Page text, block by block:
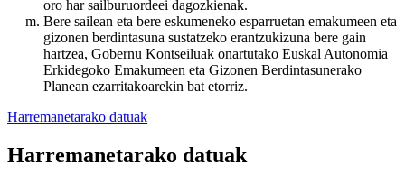
oro har sailburuordeei dagozkienak.
Bere sailean eta bere eskumeneko esparruetan emakumeen eta
gizonen berdintasuna sustatzeko erantzukizuna bere gain
hartzea, Gobernu Kontseiluak onartutako Euskal Autonomia
Erkidegoko Emakumeen eta Gizonen Berdintasunerako
Planean ezarritakoarekin bat etorriz.
Harremanetarako datuak
Harremanetarako datuak